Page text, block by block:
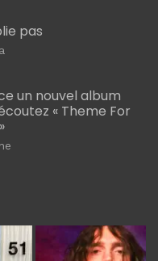
pas
un nouvel album
« Theme For